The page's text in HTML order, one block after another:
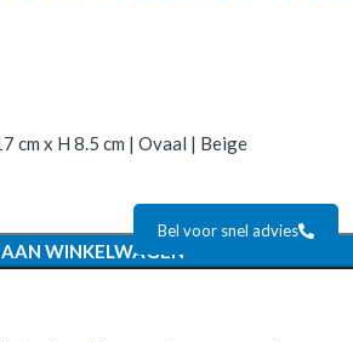
cm x H 8.5 cm | Ovaal | Beige
WINKELWAGEN
Bel voor snel advies